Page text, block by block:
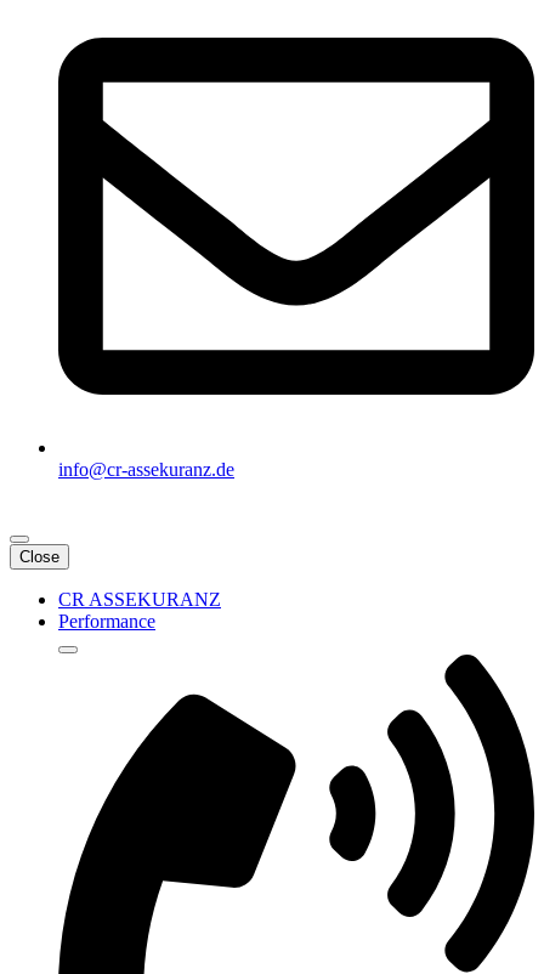
info@cr-assekuranz.de
Close
CR ASSEKURANZ
Performance